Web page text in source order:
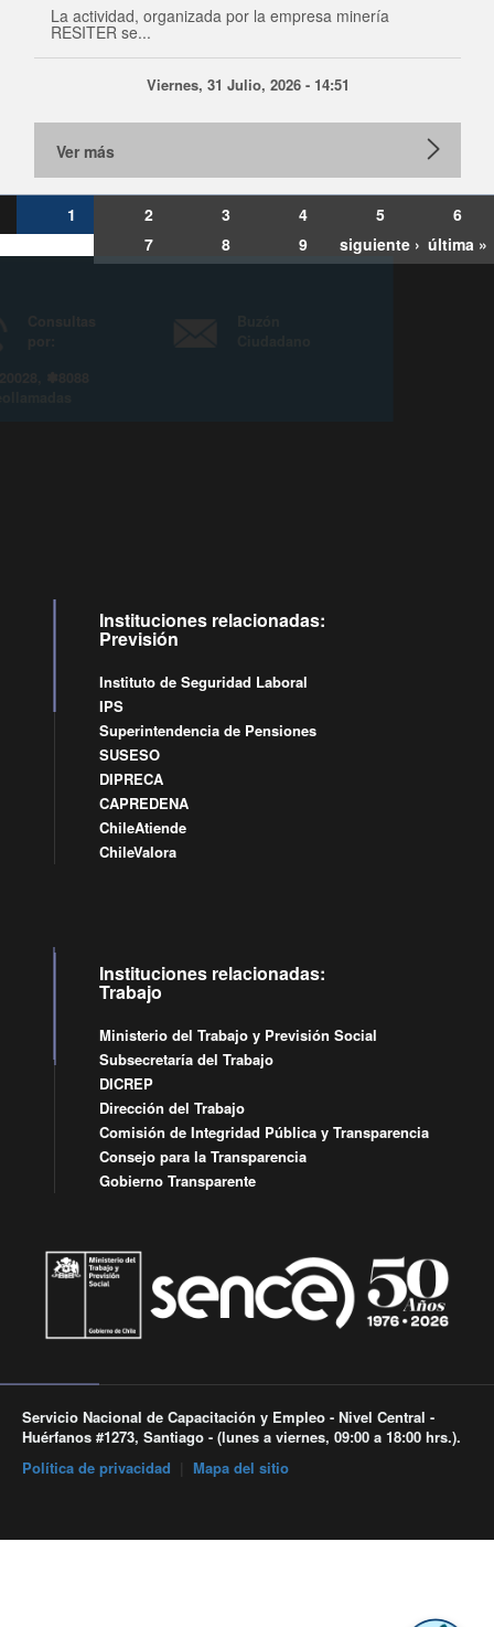
La actividad, organizada por la empresa minería
RESITER se...
Viernes, 31 Julio, 2026 - 14:51
Ver más
1 2 3 4 5
6
7
8 9 siguiente › última »
Instituciones relacionadas:
Previsión
Instituto de Seguridad Laboral
IPS
Superintendencia de Pensiones
SUSESO
DIPRECA
CAPREDENA
ChileAtiende
ChileValora
Instituciones relacionadas:
Trabajo
Ministerio del Trabajo y Previsión Social
Subsecretaría del Trabajo
DICREP
Dirección del Trabajo
Comisión de Integridad Pública y Transparencia
Consejo para la Transparencia
Gobierno Transparente
Servicio Nacional de Capacitación y Empleo - Nivel Central -
Huérfanos #1273, Santiago - (lunes a viernes, 09:00 a 18:00 hrs.).
Política de privacidad
Mapa del sitio